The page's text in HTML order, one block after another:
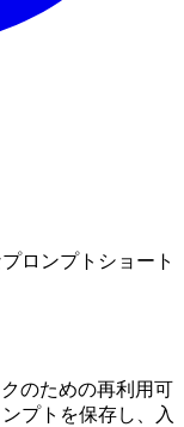
ロンプトショート
のための再利用可
プトを保存し、入